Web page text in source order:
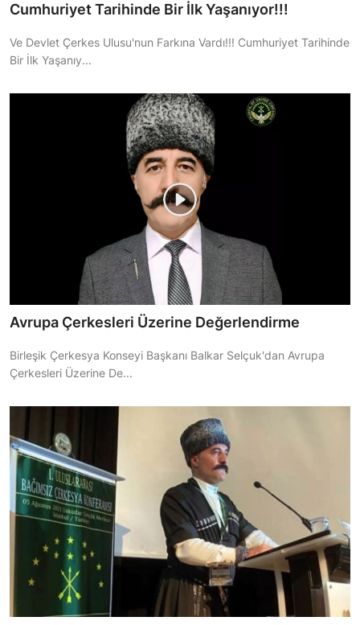
Cumhuriyet Tarihinde Bir İlk Yaşanıyor!!!
Ve Devlet Çerkes Ulusu'nun Farkına Vardı!!! Cumhuriyet Tarihinde
Bir İlk Yaşanıy...
Avrupa Çerkesleri Üzerine Değerlendirme
Birleşik Çerkesya Konseyi Başkanı Balkar Selçuk'dan Avrupa
Çerkesleri Üzerine De...